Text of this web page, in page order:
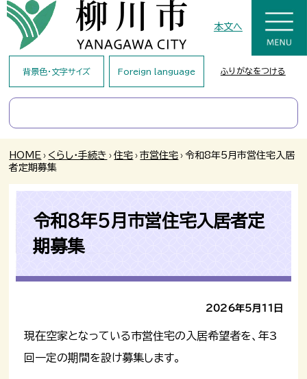
本文へ
背景色・文字サイズ Foreign language ふりがなをつける
HOME › くらし・手続き › 住宅 › 市営住宅 › 令和8年5月市営住宅入居
者定期募集
令和8年5月市営住宅入居者定
期募集
2026年5月11日
現在空家となっている市営住宅の入居希望者を、年3
回一定の期間を設け募集します。